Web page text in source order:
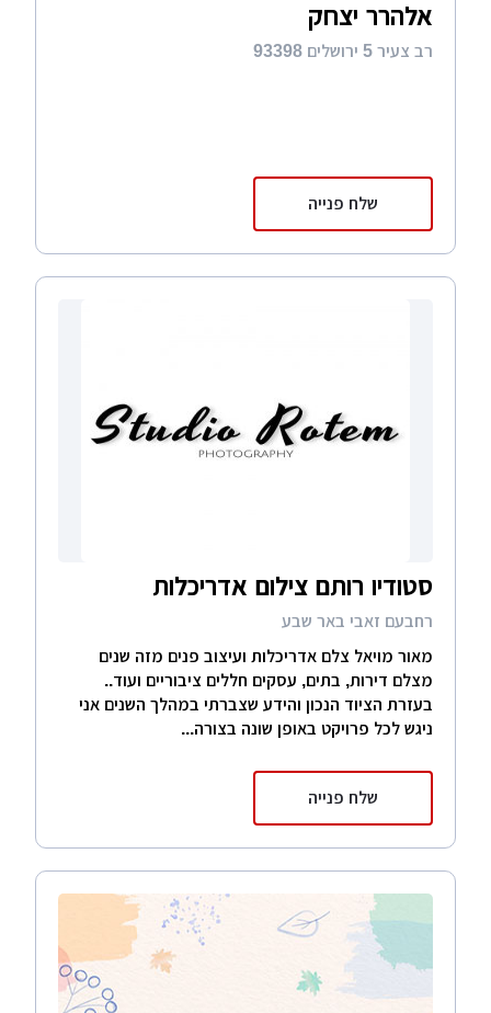
אלהרר יצחק
רב צעיר 5 ירושלים 93398
שלח פנייה
סטודיו רותם צילום אדריכלות
רחבעם זאבי באר שבע
מאור מויאל צלם אדריכלות ועיצוב פנים מזה שנים
מצלם דירות, בתים, עסקים חללים ציבוריים ועוד..
בעזרת הציוד הנכון והידע שצברתי במהלך השנים אני
ניגש לכל פרויקט באופן שונה בצורה...
שלח פנייה